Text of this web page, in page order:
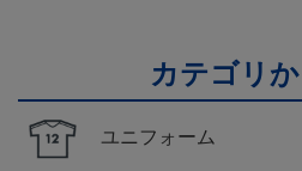
カテゴリ
ユニフォーム